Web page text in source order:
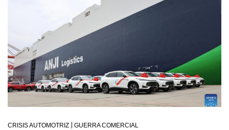
CRISIS AUTOMOTRIZ GUERRA COMERCIAL